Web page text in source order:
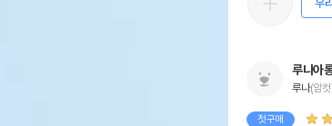
우
루나아
루나(암
첫구매